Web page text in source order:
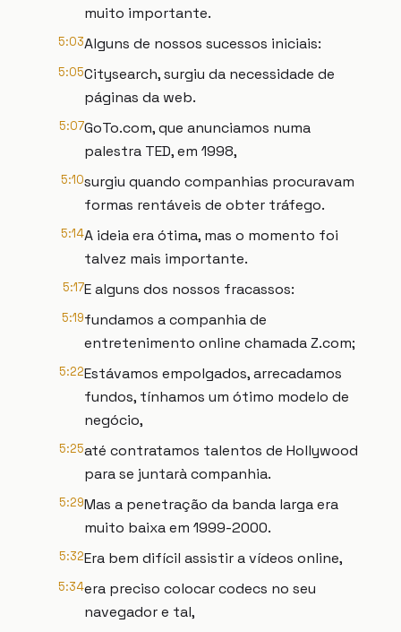
muito importante.
5:03Alguns de nossos sucessos iniciais:
5:05Citysearch, surgiu da necessidade de
páginas da web.
5:07GoTo.com, que anunciamos numa
palestra TED, em 1998,
5:10surgiu quando companhias procuravam
formas rentáveis de obter tráfego.
5:14A ideia era ótima, mas o momento foi
talvez mais importante.
5:17E alguns dos nossos fracassos:
5:19fundamos a companhia de
entretenimento online chamada Z.com;
5:22Estávamos empolgados, arrecadamos
fundos, tínhamos um ótimo modelo de
negócio,
5:25até contratamos talentos de Hollywood
para se juntarà companhia.
5:29Mas a penetração da banda larga era
muito baixa em 1999-2000.
5:32Era bem difícil assistir a vídeos online,
5:34era preciso colocar codecs no seu
navegador e tal,